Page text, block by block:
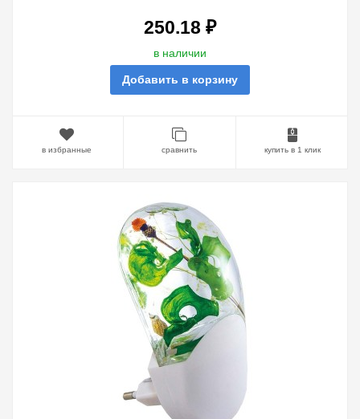
250.18 ₽
в наличии
Добавить в корзину
в избранные сравнить купить в 1 клик